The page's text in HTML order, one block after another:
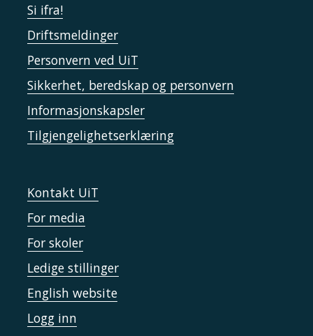
Si ifra!
Driftsmeldinger
Personvern ved UiT
Sikkerhet, beredskap og personvern
Informasjonskapsler
Tilgjengelighetserklæring
Kontakt UiT
For media
For skoler
Ledige stillinger
English website
Logg inn